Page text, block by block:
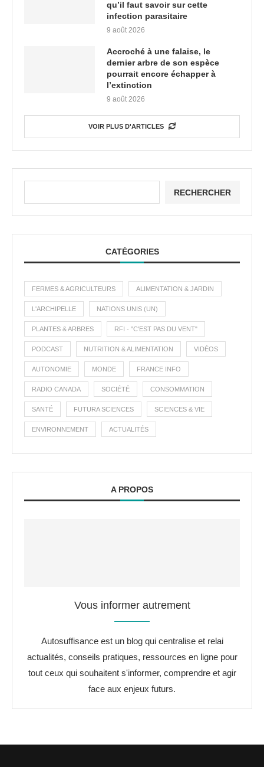
qu’il faut savoir sur cette
infection parasitaire
9 août 2026
Accroché à une falaise, le
dernier arbre de son espèce
pourrait encore échapper à
l’extinction
9 août 2026
VOIR PLUS D'ARTICLES
RECHERCHER
CATÉGORIES
FERMES & AGRICULTEURS ALIMENTATION & JARDIN
L'ARCHIPELLE NATIONS UNIS (UN)
PLANTES & ARBRES RFI - "C'EST PAS DU VENT"
PODCAST NUTRITION & ALIMENTATION VIDÉOS
AUTONOMIE MONDE FRANCE INFO
RADIO CANADA SOCIÉTÉ CONSOMMATION
SANTÉ FUTURA SCIENCES SCIENCES & VIE
ENVIRONNEMENT ACTUALITÉS
A PROPOS
Vous informer autrement
Autosuffisance est un blog qui centralise et relai
actualités, conseils pratiques, ressources en ligne pour
tout ceux qui souhaitent s'informer, comprendre et agir
face aux enjeux futurs.